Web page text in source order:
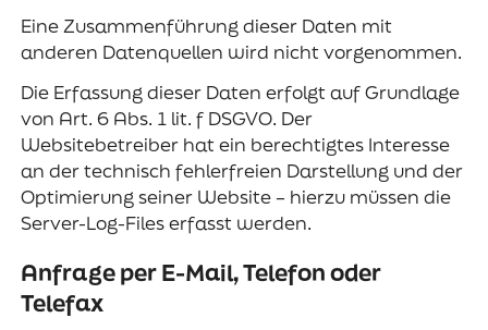
Eine Zusammenführung dieser Daten mit
anderen Datenquellen wird nicht vorgenommen.
Die Erfassung dieser Daten erfolgt auf Grundlage
von Art. 6 Abs. 1 lit. f DSGVO. Der
Websitebetreiber hat ein berechtigtes Interesse
an der technisch fehlerfreien Darstellung und der
Optimierung seiner Website – hierzu müssen die
Server-Log-Files erfasst werden.
Anfrage per E-Mail, Telefon oder
Telefax